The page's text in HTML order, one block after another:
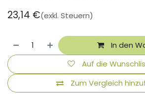
23,14 €(exkl. Steuern)
In den
Zum Vergleich
Auf die